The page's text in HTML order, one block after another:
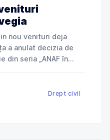
nou venituri deja
a anulat decizia de
venituri dejaDrept civil